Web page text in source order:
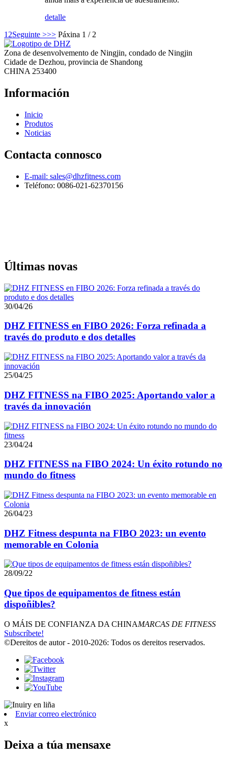
detalle
1 2Seguinte >>> Páxina 1 / 2
Zona de desenvolvemento de Ningjin, condado de Ningjin
Cidade de Dezhou, provincia de Shandong
CHINA 253400
Información
Inicio
Produtos
Noticias
Contacta connosco
E-mail: sales@dhzfitness.com
Teléfono: 0086-021-62370156
Últimas novas
30/04/26
DHZ FITNESS en FIBO 2026: Forza refinada a
través do produto e dos detalles
25/04/25
DHZ FITNESS na FIBO 2025: Aportando valor a
través da innovación
23/04/24
DHZ FITNESS na FIBO 2024: Un éxito rotundo no
mundo do fitness
26/04/23
DHZ Fitness despunta na FIBO 2023: un evento
memorable en Colonia
28/09/22
Que tipos de equipamentos de fitness están
dispoñibles?
O MÁIS DE CONFIANZA DA CHINAMARCAS DE FITNESS
Subscríbete!
©Dereitos de autor - 2010-2026: Todos os dereitos reservados.
Enviar correo electrónico
x
Deixa a túa mensaxe